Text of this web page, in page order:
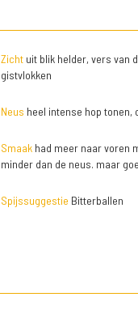
Zichtuit blik helder, vers van
gistvlokken
Neus heel intense hop tonen,
Smaakhad meer naar voren
minder dan de neus. maar
Spijssuggestie Bitterballen